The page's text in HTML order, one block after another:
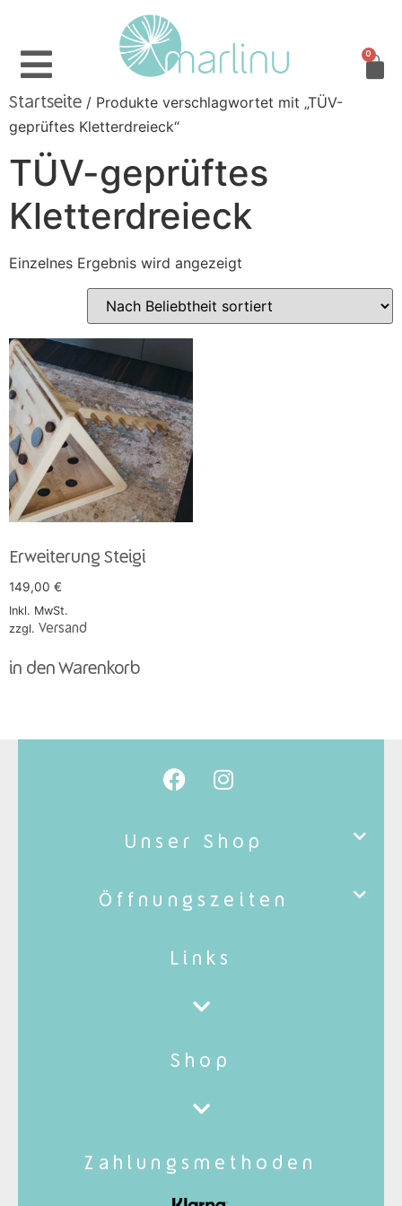
0
Startseite / Produkte verschlagwortet mit „TÜV-
geprüftes Kletterdreieck“
TÜV-geprüftes
Kletterdreieck
Einzelnes Ergebnis wird angezeigt
Erweiterung Steigi
149,00 €
Inkl. MwSt.
zzgl. Versand
in den Warenkorb
Unser Shop
Öffnungszeiten
Links
Shop
Zahlungsmethoden